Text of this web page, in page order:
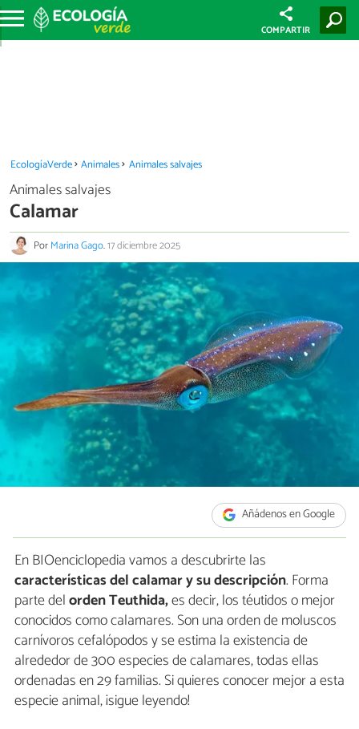
COMPARTIR
EcologíaVerde Animales Animales salvajes
Animales salvajes
Calamar
PorMarina Gago.17 diciembre 2025
Añádenos en Google
En BIOenciclopedia vamos a descubrirte las
características del calamar y su descripción. Forma
parte delorden Teuthida,es decir, los téutidos o mejor
conocidos como calamares. Son una orden de moluscos
carnívoros cefalópodos y se estima la existencia de
alrededor de 300 especies de calamares, todas ellas
ordenadas en 29 familias. Si quieres conocer mejor a esta
especie animal, ¡sigue leyendo!